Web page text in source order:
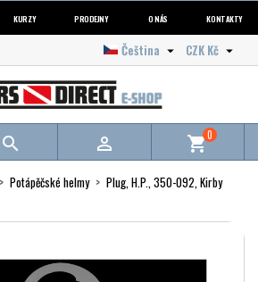
KURZY PRODEJNY O NÁS KONTAKTY
CZK Kč 
Čeština 
  shopping_cart0
Potápěčské helmy
Plug, H.P., 350-092, Kirby